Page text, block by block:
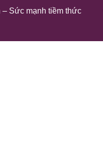
– Sức mạnh tiềm thức